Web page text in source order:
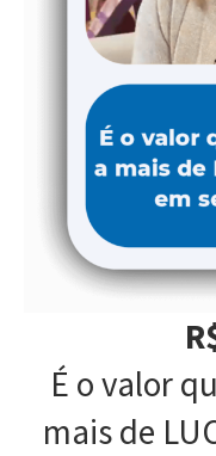
É o valor
mais de